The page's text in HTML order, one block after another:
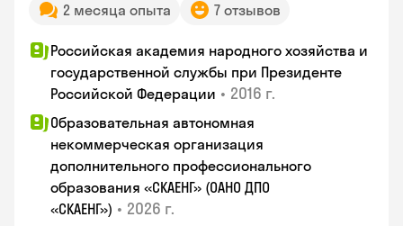
2 месяца опыта
7 отзывов
Российская академия народного хозяйства и
государственной службы при Президенте
Российской Федерации • 2016 г.
Образовательная автономная
некоммерческая организация
дополнительного профессионального
образования «СКАЕНГ» (ОАНО ДПО
«СКАЕНГ») • 2026 г.